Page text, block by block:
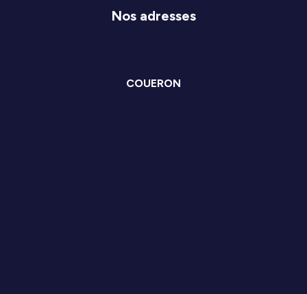
Nos adresses
COUERON